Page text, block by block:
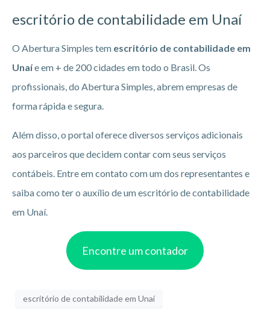
escritório de contabilidade em Unaí
O Abertura Simples tem escritório de contabilidade em
Unaíe em + de 200 cidades em todo o Brasil. Os
profissionais, do Abertura Simples, abrem empresas de
forma rápida e segura.
Além disso, o portal oferece diversos serviços adicionais
aos parceiros que decidem contar com seus serviços
contábeis. Entre em contato com um dos representantes e
saiba como ter o auxílio de um escritório de contabilidade
em Unaí.
Encontre um contador
escritório de contabilidade em Unaí